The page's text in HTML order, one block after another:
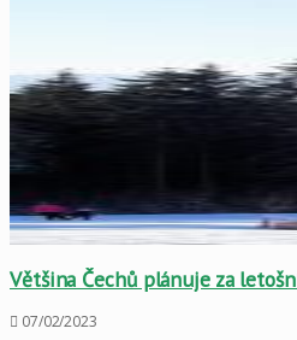
Většina Čechů plánuje za
07/02/2023